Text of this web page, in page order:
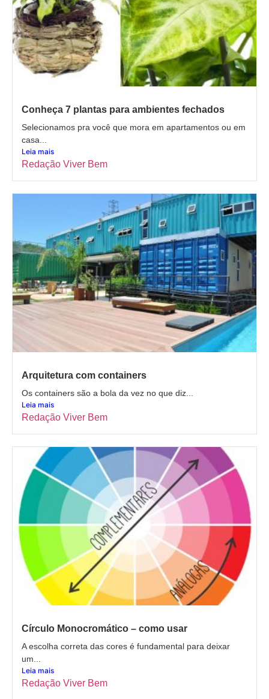
Conheça 7 plantas para ambientes fechados
Selecionamos pra você que mora em apartamentos ou em
casa...
Leia mais
Redação Viver Bem
Arquitetura com containers
Os containers são a bola da vez no que diz...
Leia mais
Redação Viver Bem
Círculo Monocromático – como usar
A escolha correta das cores é fundamental para deixar
um...
Leia mais
Redação Viver Bem